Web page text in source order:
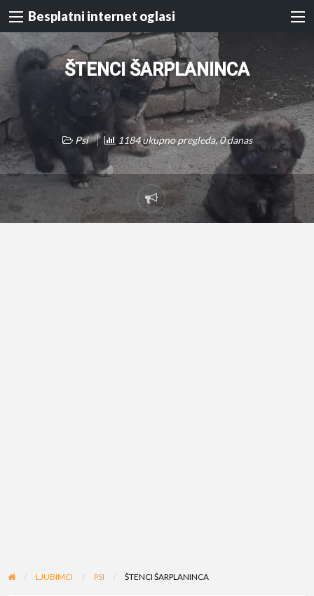
Besplatni internet oglasi
ŠTENCI ŠARPLANINCA
Psi 1184 ukupno pregleda, 0 danas
Prijavi
problem
LJUBIMCI PSI ŠTENCI ŠARPLANINCA